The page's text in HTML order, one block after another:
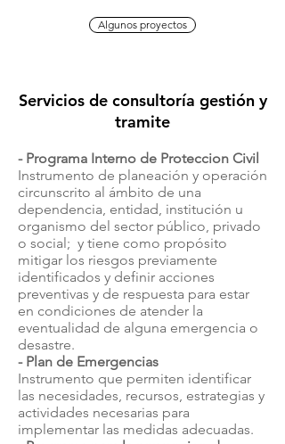
Algunos proyectos
Servicios de consultoría gestión y
tramite
- Programa Interno de Proteccion Civil
Instrumento de planeación y operación
circunscrito al ámbito de una
dependencia, entidad, institución u
organismo del sector público, privado
o social; y tiene como propósito
mitigar los riesgos previamente
identificados y definir acciones
preventivas y de respuesta para estar
en condiciones de atender la
eventualidad de alguna emergencia o
desastre.
- Plan de Emergencias
Instrumento que permiten identificar
las necesidades, recursos, estrategias y
actividades necesarias para
implementar las medidas adecuadas.